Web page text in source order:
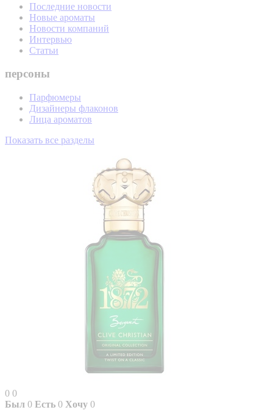
Последние новости
Новые ароматы
Новости компаний
Интервью
Статьи
персоны
Парфюмеры
Дизайнеры флаконов
Лица ароматов
Показать все разделы
0 0
Был 0 Есть 0 Хочу 0